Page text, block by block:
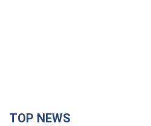
TOP NEWS